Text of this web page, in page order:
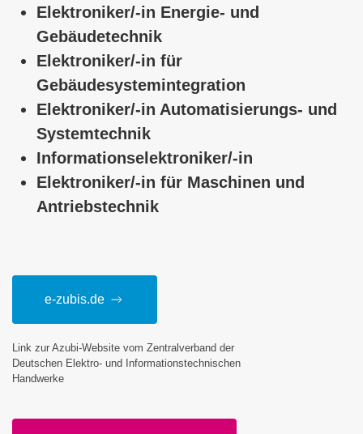
Elektroniker/-in Energie- und
Gebäudetechnik
Elektroniker/-in für
Gebäudesystemintegration
Elektroniker/-in Automatisierungs- und
Systemtechnik
Informationselektroniker/-in
Elektroniker/-in für Maschinen und
Antriebstechnik
e-zubis.de
Link zur Azubi-Website vom Zentralverband der
Deutschen Elektro- und Informationstechnischen
Handwerke